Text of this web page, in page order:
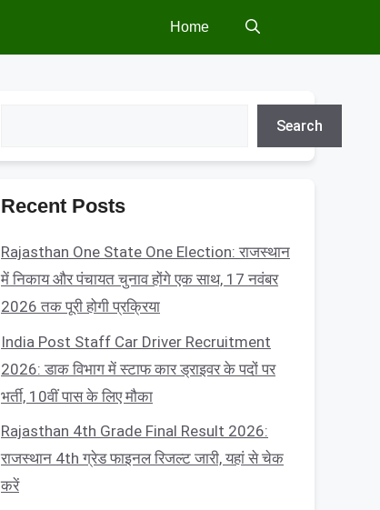
Home
Search
Recent Posts
Rajasthan One State One Election: राजस्थान
में निकाय और पंचायत चुनाव होंगे एक साथ, 17 नवंबर
2026 तक पूरी होगी प्रक्रिया
India Post Staff Car Driver Recruitment
2026: डाक विभाग में स्टाफ कार ड्राइवर के पदों पर
भर्ती, 10वीं पास के लिए मौका
Rajasthan 4th Grade Final Result 2026:
राजस्थान 4th ग्रेड फाइनल रिजल्ट जारी, यहां से चेक
करें